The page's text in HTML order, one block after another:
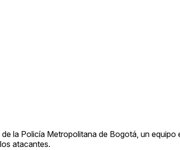
la Policía Metropolitana de Bogotá, un
atacantes.